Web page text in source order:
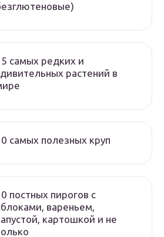
самых редких и
растений в
самых полезных круп
постных пирогов с
вареньем,
картошкой и не